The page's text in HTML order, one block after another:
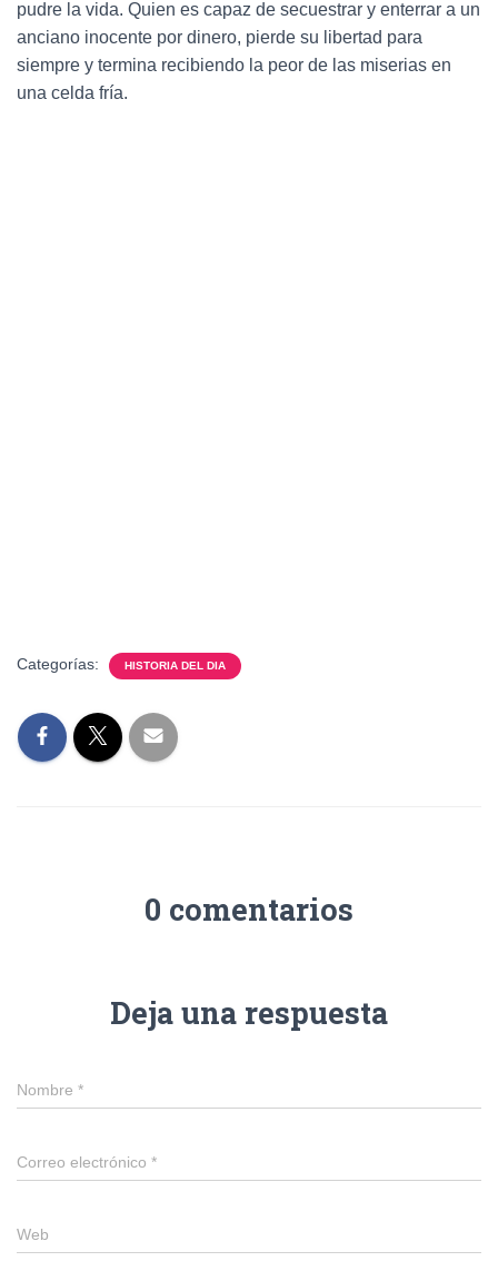
pudre la vida. Quien es capaz de secuestrar y enterrar a un
anciano inocente por dinero, pierde su libertad para
siempre y termina recibiendo la peor de las miserias en
una celda fría.
Categorías: HISTORIA DEL DIA
0 comentarios
Deja una respuesta
Nombre *
Correo electrónico *
Web